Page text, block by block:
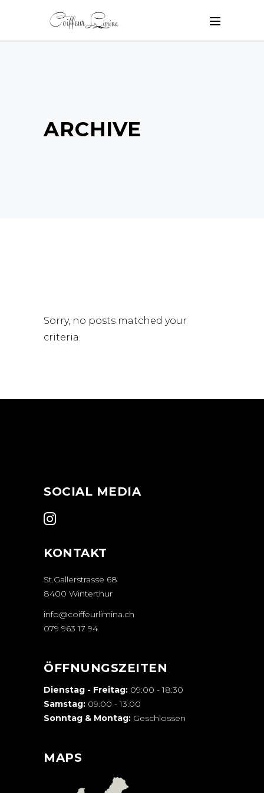
ARCHIVE
Sorry, no posts matched your
criteria.
SOCIAL MEDIA
KONTAKT
St.Gallerstrasse 68
8400 Winterthur
info@coiffeurlimina.ch
079 963 17 94
ÖFFNUNGSZEITEN
Dienstag - Freitag: 09:00 - 18:30
Samstag: 09:00 - 13:00
Sonntag & Montag: Geschlossen
MAPS